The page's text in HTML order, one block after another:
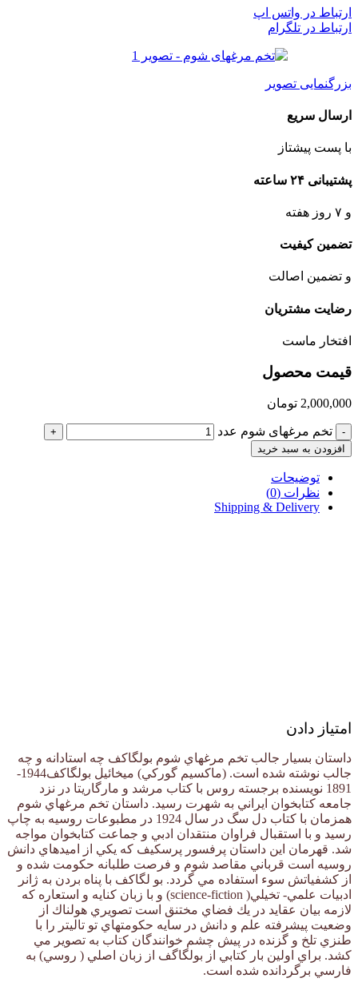
ارتباط در واتس اپ
ارتباط در تلگرام
بزرگنمایی تصویر
ارسال سریع
با پست پیشتاز
پشتیبانی ۲۴ ساعته
و ۷ روز هفته
تضمین کیفیت
و تضمین اصالت
رضایت مشتریان
افتخار ماست
قیمت محصول
2,000,000 تومان
- تخم مرغهای شوم عدد
+
افزودن به سبد خرید
توضیحات
نظرات (0)
Shipping & Delivery
امتیاز دادن
داستان بسیار جالب تخم مرغهاي شوم بولگاكف چه استادانه و چه
جالب نوشته شده است. (ماكسيم گوركي) ميخائيل بولگاكف1944-
1891 نويسنده برجسته روس با كتاب مرشد و مارگاريتا در نزد
جامعه كتابخوان ايراني به شهرت رسيد. داستان تخم مرغهاي شوم
همزمان با كتاب دل سگ در سال 1924 در مطبوعات روسيه به چاپ
رسيد و با استقبال فراوان منتقدان ادبي و جماعت كتابخوان مواجه
شد. قهرمان اين داستان پرفسور پرسكيف كه يكي از اميدهاي دانش
روسيه است قرباني مقاصد شوم و فرصت طلبانه حكومت شده و
از كشفياتش سوء استفاده مي گردد. بو لگاكف با پناه بردن به ژانر
ادبيات علمي- تخيلي( science-fiction) و با زبان كنايه و استعاره كه
لازمه بيان عقايد در يك فضاي مختنق است تصويري هولناك از
وضعيت پيشرفته علم و دانش در سايه حكومتهاي تو تاليتر را با
طنزي تلخ و گزنده در پيش چشم خوانندگان كتاب به تصوير مي
كشد. براي اولين بار كتابي از بولگاگف از زبان اصلي ( روسي) به
فارسي برگردانده شده است.